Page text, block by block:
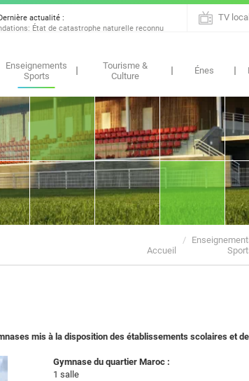
actualité :
État de catastrophe naturelle reconnu
TV
Enseignements
Sports
Tourisme &
Culture
Énes
Accueil
mis à la disposition des établissements scolaires et
Gymnase du quartier Maroc :
1 salle